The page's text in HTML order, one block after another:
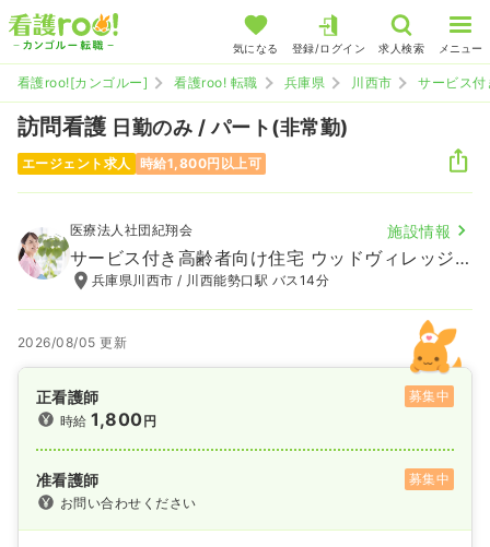
気になる 登録/ログイン 求人検索 メニュー
看護roo![カンゴルー] 看護roo! 転職 兵庫県 川西市 サービス
訪問看護 日勤のみ / パート(非常勤)
エージェント求人 時給1,800円以上可
医療法人社団紀翔会 施設情報
サービス付き高齢者向け住宅 ウッドヴィレッジ川西
兵庫県川西市 / 川西能勢口駅 バス14分
2026/08/05 更新
正看護師
募集中
時給1,800円
准看護師
募集中
お問い合わせください